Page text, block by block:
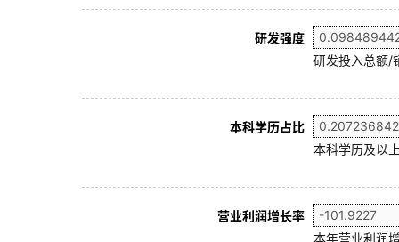
研发强度
研发投入总额/
本科学历占比
本科学历及以
营业利润增长率
本年营业利润